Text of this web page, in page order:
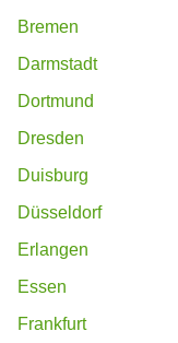
Bremen
Darmstadt
Dortmund
Dresden
Duisburg
Düsseldorf
Erlangen
Essen
Frankfurt